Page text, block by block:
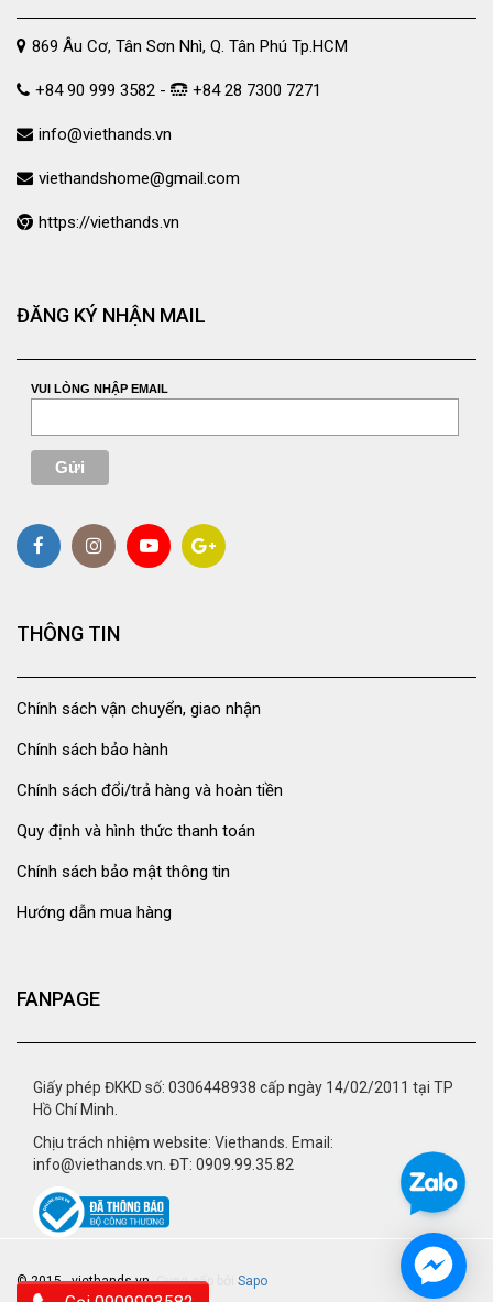
869 Âu Cơ, Tân Sơn Nhì, Q. Tân Phú Tp.HCM
+84 90 999 3582 - +84 28 7300 7271
info@viethands.vn
viethandshome@gmail.com
https://viethands.vn
ĐĂNG KÝ NHẬN MAIL
VUI LÒNG NHẬP EMAIL
THÔNG TIN
Chính sách vận chuyển, giao nhận
Chính sách bảo hành
Chính sách đổi/trả hàng và hoàn tiền
Quy định và hình thức thanh toán
Chính sách bảo mật thông tin
Hướng dẫn mua hàng
FANPAGE
Giấy phép ĐKKD số: 0306448938 cấp ngày 14/02/2011 tại TP
Hồ Chí Minh.
Chịu trách nhiệm website: Viethands. Email:
info@viethands.vn. ĐT: 0909.99.35.82
© 2015 - viethands.vn.Cung cấp bởi Sapo